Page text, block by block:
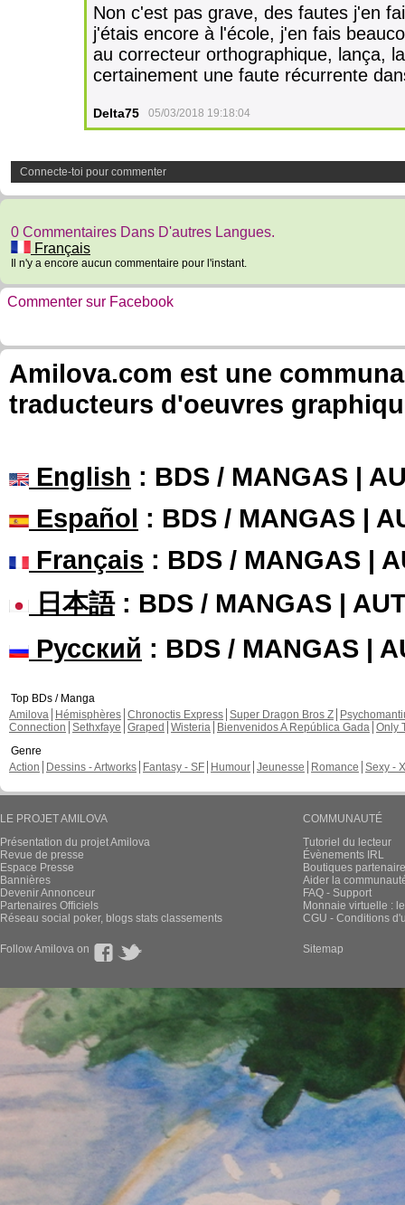
Non c'est pas grave, des fautes j'en
j'étais encore à l'école, j'en fais
au correcteur orthographique, lança,
certainement une faute récurrente
Delta75 05/03/2018 19:18:04
Connecte-toi pour commenter
0 Commentaires Dans D'autres Langues.
Français
Il n'y a encore aucun commentaire pour l'instant.
Commenter sur Facebook
Amilova.com est une
traducteurs d'oeuvres
English : BDS / MANGAS |
Español : BDS / MANGAS |
Français : BDS / MANGAS |
日本語: BDS / MANGAS |
Русский : BDS / MANGAS |
Top BDs / Manga
Amilova
Hémisphères Chronoctis Express Super Dragon Bros Z
Connection Sethxfaye Graped Wisteria Bienvenidos A República Gada Only
Genre
Action
Dessins - Artworks Fantasy - SF Humour Jeunesse Romance Sexy -
LE PROJET AMILOVA
Présentation du projet Amilova
Revue de presse
Espace Presse
Bannières
Devenir Annonceur
Partenaires Officiels
Réseau social poker, blogs stats classements
COMMUNAUTÉ
Tutoriel du lecteur
Évènements IRL
Boutiques
Aider la
FAQ - Support
Monnaie virtuelle :
CGU - Conditions
Follow Amilova on Sitemap